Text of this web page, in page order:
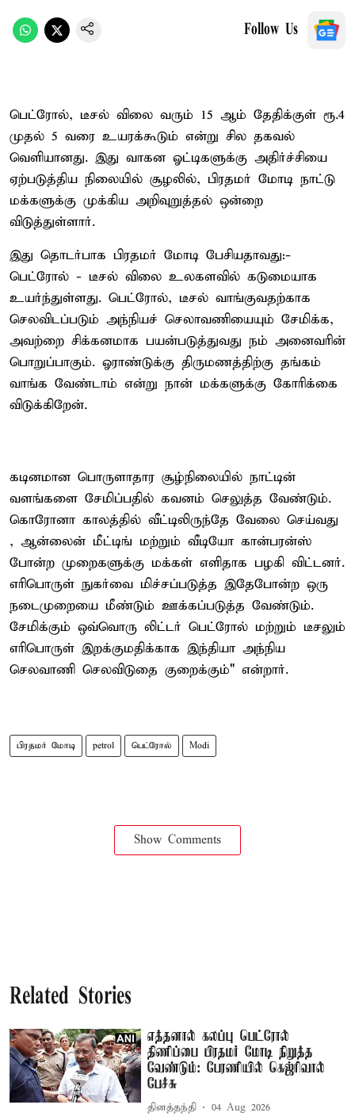
Follow Us
பெட்ரோல், டீசல் விலை வரும் 15 ஆம் தேதிக்குள் ரூ.4
முதல் 5 வரை உயரக்கூடும் என்று சில தகவல்
வெளியானது. இது வாகன ஓட்டிகளுக்கு அதிர்ச்சியை
ஏற்படுத்திய நிலையில் சூழலில், பிரதமர் மோடி நாட்டு
மக்களுக்கு முக்கிய அறிவுறுத்தல் ஒன்றை
விடுத்துள்ளார்.
இது தொடர்பாக பிரதமர் மோடி பேசியதாவது:-
பெட்ரோல் - டீசல் விலை உலகளவில் கடுமையாக
உயர்ந்துள்ளது. பெட்ரோல், டீசல் வாங்குவதற்காக
செலவிடப்படும் அந்நியச் செலாவணியையும் சேமிக்க,
அவற்றை சிக்கனமாக பயன்படுத்துவது நம் அனைவரின்
பொறுப்பாகும். ஓராண்டுக்கு திருமணத்திற்கு தங்கம்
வாங்க வேண்டாம் என்று நான் மக்களுக்கு கோரிக்கை
விடுக்கிறேன்.
கடினமான பொருளாதார சூழ்நிலையில் நாட்டின்
வளங்களை சேமிப்பதில் கவனம் செலுத்த வேண்டும்.
கொரோனா காலத்தில் வீட்டிலிருந்தே வேலை செய்வது
, ஆன்லைன் மீட்டிங் மற்றும் வீடியோ கான்பரன்ஸ்
போன்ற முறைகளுக்கு மக்கள் எளிதாக பழகி விட்டனர்.
எரிபொருள் நுகர்வை மிச்சப்படுத்த இதேபோன்ற ஒரு
நடைமுறையை மீண்டும் ஊக்கப்படுத்த வேண்டும்.
சேமிக்கும் ஒவ்வொரு லிட்டர் பெட்ரோல் மற்றும் டீசலும்
எரிபொருள் இறக்குமதிக்காக இந்தியா அந்நிய
செலவாணி செலவிடுதை குறைக்கும்" என்றார்.
பிரதமர் மோடி petrol பெட்ரோல் Modi
Show Comments
Related Stories
எத்தனால் கலப்பு பெட்ரோல்
திணிப்பை பிரதமர் மோடி நிறுத்த
வேண்டும்: பேரணியில் கெஜ்ரிவால்
பேச்சு
தினத்தந்தி 04 Aug 2026